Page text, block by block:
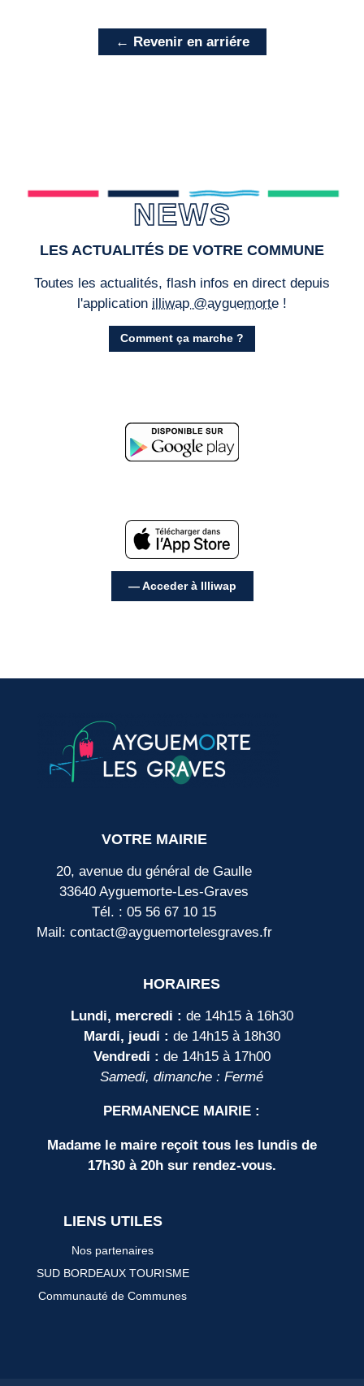
← Revenir en arriére
NEWS
LES ACTUALITÉS DE VOTRE COMMUNE
Toutes les actualités, flash infos en direct depuis
l'application illiwap @ayguemorte !
Comment ça marche ?
— Acceder à Illiwap
VOTRE MAIRIE
20, avenue du général de Gaulle
33640 Ayguemorte-Les-Graves
Tél. : 05 56 67 10 15
Mail: contact@ayguemortelesgraves.fr
HORAIRES
Lundi, mercredi : de 14h15 à 16h30
Mardi, jeudi : de 14h15 à 18h30
Vendredi : de 14h15 à 17h00
Samedi, dimanche : Fermé
PERMANENCE MAIRIE :
Madame le maire reçoit tous les lundis de
17h30 à 20h sur rendez-vous.
LIENS UTILES
Nos partenaires
SUD BORDEAUX TOURISME
Communauté de Communes